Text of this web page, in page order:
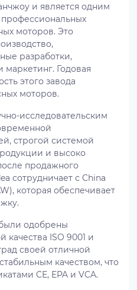
и является одним
моторов. Это
разработки,
Годовая
этого завода
моторов.
исследовательским
строгой системой
и высоко
продажного
сотрудничает с China
которая обеспечивает
одобрены
ISO 9001 и
своей отличной
качеством, что
CE, EPA и VCA.